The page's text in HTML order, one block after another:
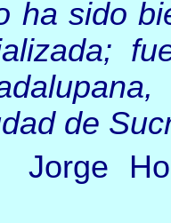
ha sido
de